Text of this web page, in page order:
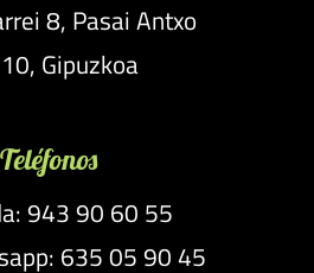
8, Pasai Antxo
Gipuzkoa
Teléfonos
943 90 60 55
635 05 90 45